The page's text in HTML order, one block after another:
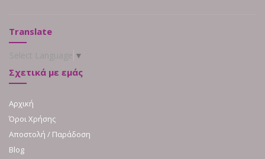
Translate
▼
Σχετικά με εμάς
Αρχική
Όροι Χρήσης
Αποστολή / Παράδοση
Blog